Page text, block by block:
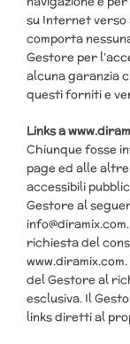
su Internet verso
comporta
Gestore per
alcuna garanzia
questi forniti e
Links a
Chiunque fosse
page ed alle altre
accessibili
Gestore al
richiesta del
del Gestore al
esclusiva. Il
links diretti al